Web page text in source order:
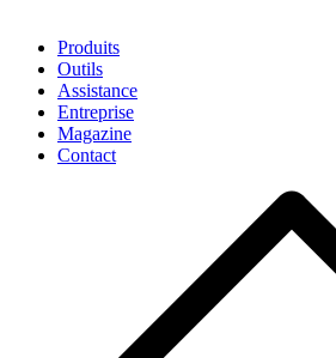
Produits
Outils
Assistance
Entreprise
Magazine
Contact